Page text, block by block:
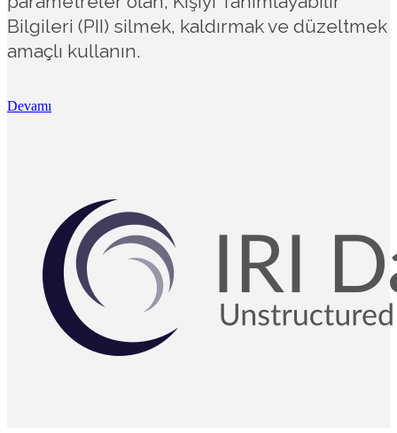
Bilgileri (PII) silmek, kaldırmak ve düzeltmek
amaçlı kullanın.
Devamı